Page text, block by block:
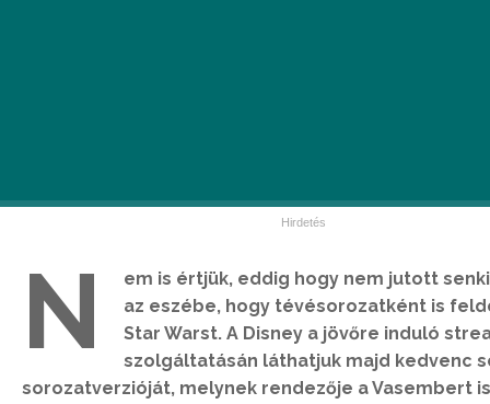
N
em is értjük, eddig hogy nem jutott
az eszébe, hogy tévésorozatként is
Star Warst. A Disney a jövőre induló
szolgáltatásán láthatjuk majd kedvenc
sorozatverzióját, melynek rendezője a Vasembert is